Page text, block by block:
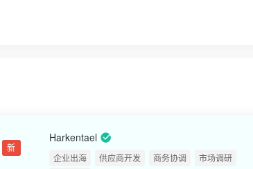
新
Harkentael
企业出海 供应商开发 商务协调
市场调研